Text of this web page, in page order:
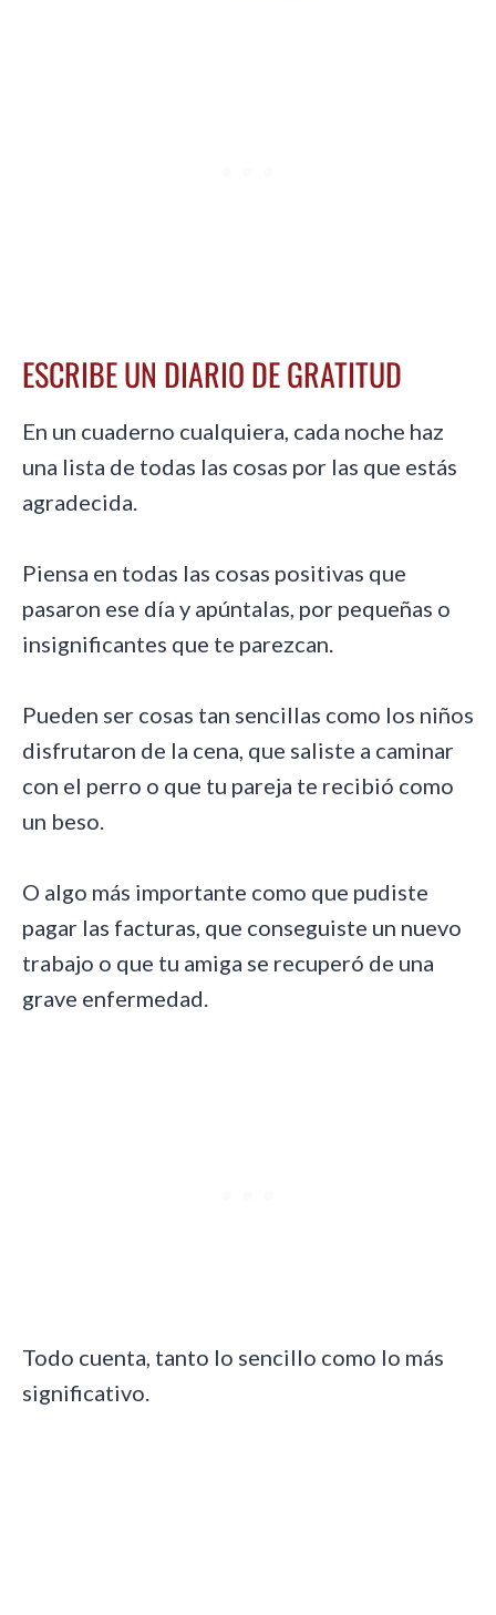
ESCRIBE UN DIARIO DE GRATITUD
En un cuaderno cualquiera, cada noche haz
una lista de todas las cosas por las que estás
agradecida.
Piensa en todas las cosas positivas que
pasaron ese día y apúntalas, por pequeñas o
insignificantes que te parezcan.
Pueden ser cosas tan sencillas como los niños
disfrutaron de la cena, que saliste a caminar
con el perro o que tu pareja te recibió como
un beso.
O algo más importante como que pudiste
pagar las facturas, que conseguiste un nuevo
trabajo o que tu amiga se recuperó de una
grave enfermedad.
Todo cuenta, tanto lo sencillo como lo más
significativo.